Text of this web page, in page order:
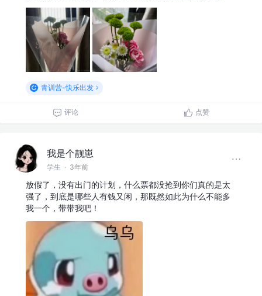
青训营-快乐出发
评论 点赞
我是个靓崽
学生 · 3年前
放假了，没有出门的计划，什么票都没抢到你们真的是太
强了，到底是哪些人有钱又闲，那既然如此为什么不能多
我一个，带带我吧！